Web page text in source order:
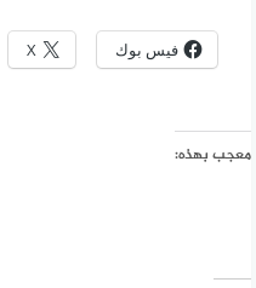
فيس بوك X
معجب بهذه: